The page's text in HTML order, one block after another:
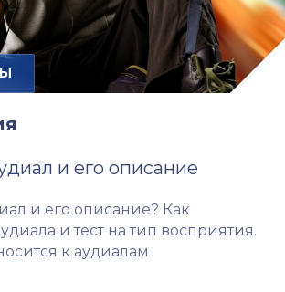
и его описание
и его описание? Как
и тест на тип восприятия.
к аудиалам